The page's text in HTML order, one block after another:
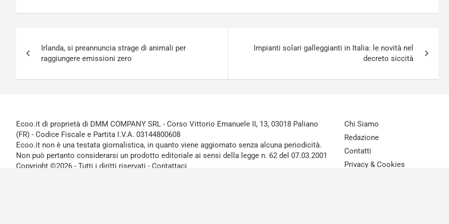
articoli
Irlanda, si preannuncia strage di animali per
raggiungere emissioni zero
Impianti solari galleggianti in Italia: le novità nel
decreto siccità
Ecoo.it di proprietà di DMM COMPANY SRL - Corso Vittorio Emanuele II, 13, 03018 Paliano
(FR) - Codice Fiscale e Partita I.V.A. 03144800608
Ecoo.it non è una testata giornalistica, in quanto viene aggiornato senza alcuna periodicità.
Non può pertanto considerarsi un prodotto editoriale ai sensi della legge n. 62 del 07.03.2001
Copyright ©2026 - Tutti i diritti riservati - Contattaci
Chi Siamo
Redazione
Contatti
Privacy & Cookies